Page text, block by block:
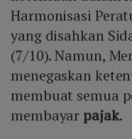
Harmonisasi
yang disahkan
(7/10). Namun,
menegaskan
membuat semua
membayarpajak.